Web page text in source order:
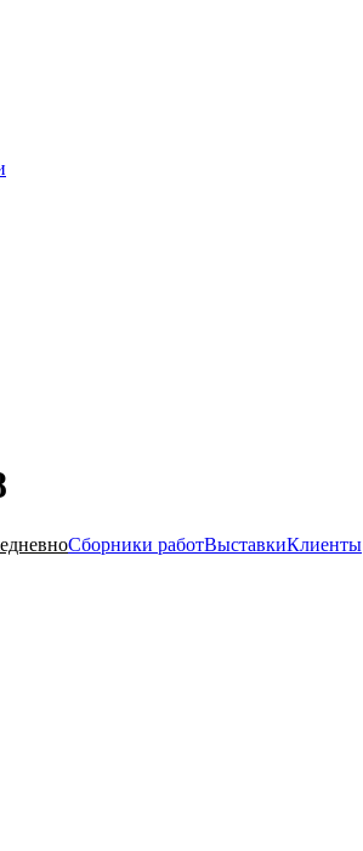
Сборники работВыставкиКлиенты